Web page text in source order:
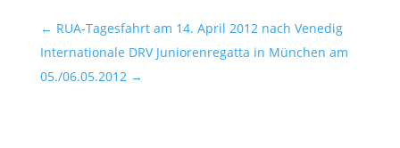
← RUA-Tagesfahrt am 14. April 2012 nach Venedig
Internationale DRV Juniorenregatta in München am
05./06.05.2012→